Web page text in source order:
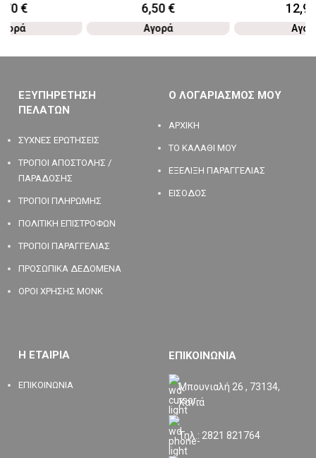
€ 6,50€
Αγορά
ΕΞΥΠΗΡΕΤΗΣΗ
ΠΕΛΑΤΩΝ
ΣΥΧΝΕΣ ΕΡΩΤΗΣΕΙΣ
ΤΡΟΠΟΙ ΑΠΟΣΤΟΛΗΣ /
ΠΑΡΑΔΟΣΗΣ
ΤΡΟΠΟΙ ΠΛΗΡΩΜΗΣ
ΠΟΛΙΤΙΚΗ ΕΠΙΣΤΡΟΦΩΝ
ΤΡΟΠΟΙ ΠΑΡΑΓΓΕΛΙΑΣ
ΠΡΟΣΩΠΙΚΑ ΔΕΔΟΜΕΝΑ
ΟΡΟΙ ΧΡΗΣΗΣ MONK
Ο ΛΟΓΑΡΙΑΣΜΟΣ ΜΟΥ
ΑΡΧΙΚΗ
ΤΟ ΚΑΛΑΘΙ ΜΟΥ
ΕΞΕΛΙΞΗ ΠΑΡΑΓΓΕΛΙΑΣ
ΕΙΣΟΔΟΣ
Η ΕΤΑΙΡΙΑ
ΕΠΙΚΟΙΝΩΝΙΑ
ΕΠΙΚΟΙΝΩΝΙΑ
Μπουνιαλή 26 , 73134,
Χανιά
Τηλ.: 2821 821764